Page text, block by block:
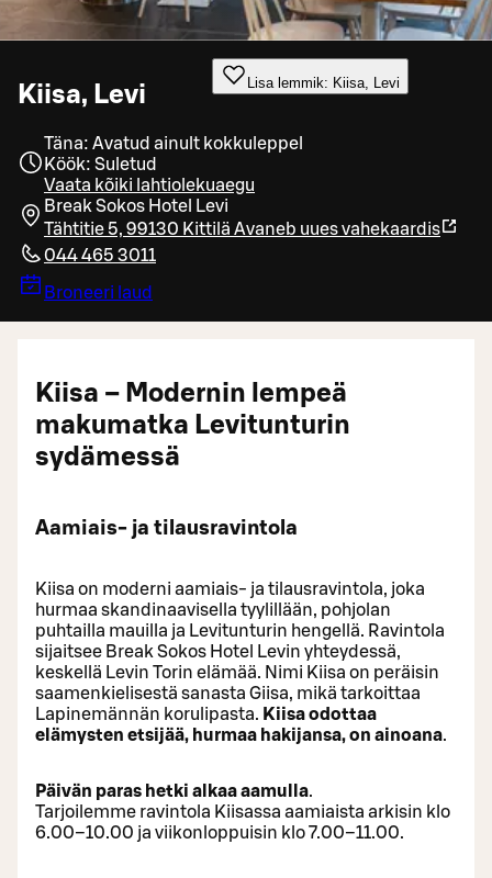
Kiisa, Levi Lisa lemmik: Kiisa, Levi
Täna: Avatud ainult kokkuleppel
Köök: Suletud
Vaata kõiki lahtiolekuaegu
Break Sokos Hotel Levi
Tähtitie 5, 99130 Kittilä Avaneb uues vahekaardis
044 465 3011
Broneeri laud
Kiisa – Modernin lempeä
makumatka Levitunturin
sydämessä
Aamiais- ja tilausravintola
Kiisa on moderni aamiais- ja tilausravintola, joka
hurmaa skandinaavisella tyylillään, pohjolan
puhtailla mauilla ja Levitunturin hengellä. Ravintola
sijaitsee Break Sokos Hotel Levin yhteydessä,
keskellä Levin Torin elämää. Nimi Kiisa on peräisin
saamenkielisestä sanasta Giisa, mikä tarkoittaa
Lapinemännän korulipasta. Kiisa odottaa
elämysten etsijää, hurmaa hakijansa, on ainoana.
Päivän paras hetki alkaa aamulla.
Tarjoilemme ravintola Kiisassa aamiaista arkisin klo
6.00–10.00 ja viikonloppuisin klo 7.00–11.00.